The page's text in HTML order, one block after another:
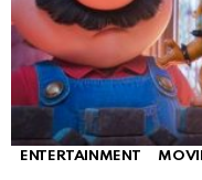
ENTERTAINMENT